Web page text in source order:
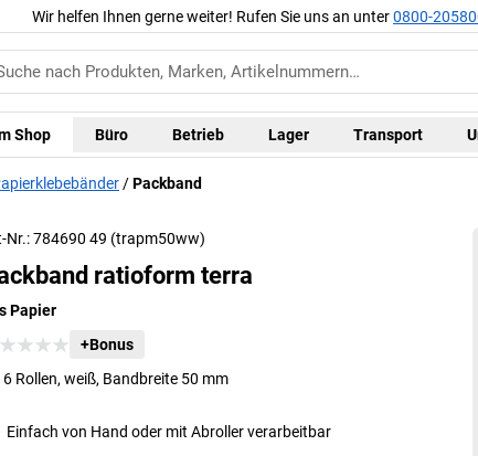
Wir helfen Ihnen gerne weiter! Rufen Sie uns an unter0800-
Shop Büro Betrieb Lager Transport
Packband
Nr.: 784690 49 (trapm50ww)
ratioform terra
Papier
+Bonus
6 Rollen, weiß, Bandbreite 50 mm
Einfach von Hand oder mit Abroller verarbeitbar